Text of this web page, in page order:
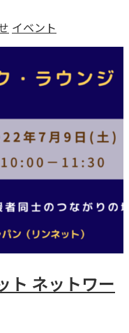
イベント
ト ネットワー